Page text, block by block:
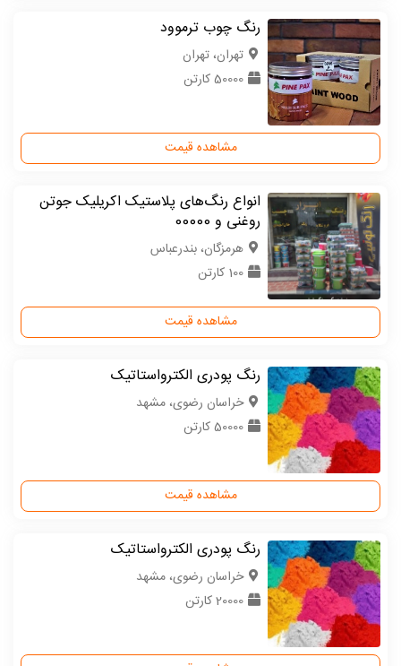
رنگ چوب ترموود
تهران، تهران
50000 کارتن
مشاهده قیمت
انواع رنگ‌های پلاستیک اکریلیک جوتن
روغنی و 00000
هرمزگان، بندرعباس
100 کارتن
مشاهده قیمت
رنگ پودری الکترواستاتیک
خراسان رضوی، مشهد
50000 کارتن
مشاهده قیمت
رنگ پودری الکترواستاتیک
خراسان رضوی، مشهد
20000 کارتن